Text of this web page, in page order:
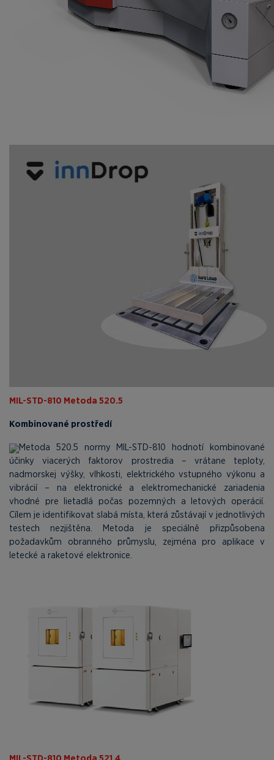
MIL-STD-810 Metoda 520.5
Kombinované prostředí
Metoda 520.5 normy MIL-STD-810 hodnotí kombinované
účinky viacerých faktorov prostredia – vrátane teploty,
nadmorskej výšky, vlhkosti, elektrického vstupného výkonu a
vibrácií – na elektronické a elektromechanické zariadenia
vhodné pre lietadlá počas pozemných a letových operácií.
Cílem je identifikovat slabá místa, která zůstávají v jednotlivých
testech nezjištěna. Metoda je speciálně přizpůsobena
požadavkům obranného průmyslu, zejména pro aplikace v
letecké a raketové elektronice.